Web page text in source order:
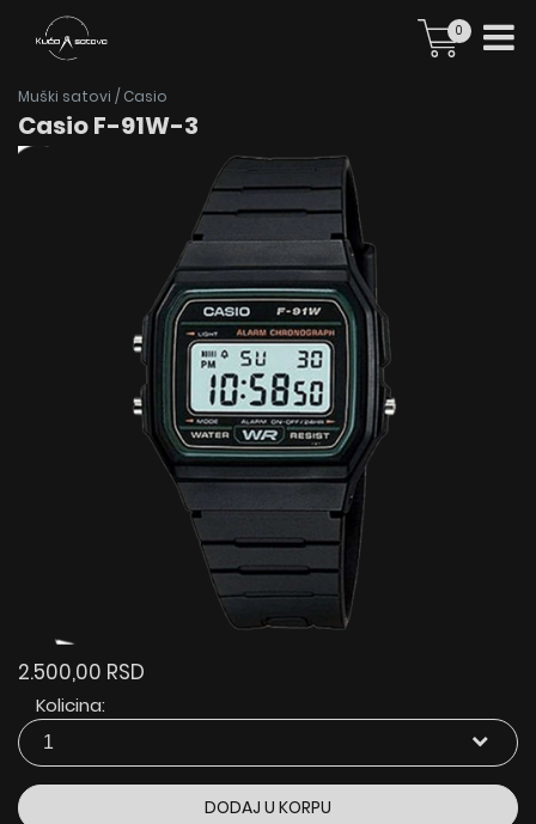
0
Muški satovi / Casio
Casio F-91W-3
2.500,00 RSD
Kolicina:
DODAJ U KORPU